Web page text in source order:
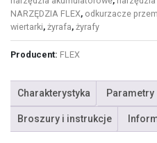
NARZĘDZIA FLEX, odkurzacze
wiertarki, żyrafa, żyrafy
Producent: FLEX
Charakterystyka Parametry
Broszury i instrukcje